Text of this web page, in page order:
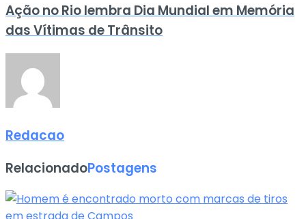
Ação no Rio lembra Dia Mundial em Memória
das Vítimas de Trânsito
Redacao
RelacionadoPostagens